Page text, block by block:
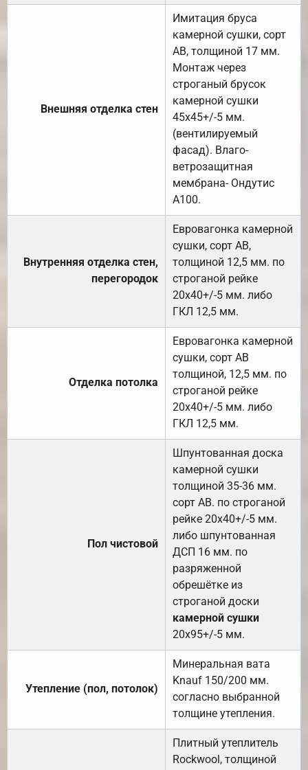
Внешняя отделка стен
Имитация бруса
камерной сушки, сорт
АВ, толщиной 17 мм.
Монтаж через
строганый брусок
камерной сушки
45х45+/-5 мм.
(вентилируемый
фасад). Влаго-
ветрозащитная
мембрана- Ондутис
А100.
Внутренняя отделка стен,
перегородок
Евровагонка камерной
сушки, сорт АВ,
толщиной 12,5 мм. по
строганой рейке
20х40+/-5 мм. либо
ГКЛ 12,5 мм.
Отделка потолка
Евровагонка камерной
сушки, сорт АВ
толщиной, 12,5 мм. по
строганой рейке
20х40+/-5 мм. либо
ГКЛ 12,5 мм.
Пол чистовой
Шпунтованная доска
камерной сушки
толщиной 35-36 мм.
сорт АВ. по строганой
рейке 20х40+/-5 мм.
либо шпунтованная
ДСП 16 мм. по
разряженной
обрешётке из
строганой доски
камерной сушки
20х95+/-5 мм.
Утепление (пол, потолок)
Минеральная вата
Knauf 150/200 мм.
согласно выбранной
толщине утепления.
Плитный утеплитель
Rockwool, толщиной